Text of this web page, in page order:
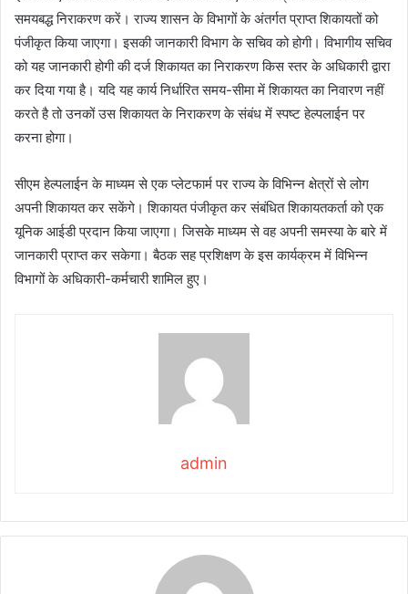
समयबद्ध निराकरण करें। राज्य शासन के विभागों के अंतर्गत प्राप्त शिकायतों को
पंजीकृत किया जाएगा। इसकी जानकारी विभाग के सचिव को होगी। विभागीय सचिव
को यह जानकारी होगी की दर्ज शिकायत का निराकरण किस स्तर के अधिकारी द्वारा
कर दिया गया है। यदि यह कार्य निर्धारित समय-सीमा में शिकायत का निवारण नहीं
करते है तो उनकों उस शिकायत के निराकरण के संबंध में स्पष्ट हेल्पलाईन पर
करना होगा।
सीएम हेल्पलाईन के माध्यम से एक प्लेटफार्म पर राज्य के विभिन्न क्षेत्रों से लोग
अपनी शिकायत कर सकेंगे। शिकायत पंजीकृत कर संबंधित शिकायतकर्ता को एक
यूनिक आईडी प्रदान किया जाएगा। जिसके माध्यम से वह अपनी समस्या के बारे में
जानकारी प्राप्त कर सकेगा। बैठक सह प्रशिक्षण के इस कार्यक्रम में विभिन्न
विभागों के अधिकारी-कर्मचारी शामिल हुए।
admin